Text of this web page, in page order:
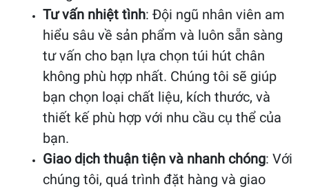
Tư vấn nhiệt tình: Đội ngũ nhân viên am
hiểu sâu về sản phẩm và luôn sẵn sàng
tư vấn cho bạn lựa chọn túi hút chân
không phù hợp nhất. Chúng tôi sẽ giúp
bạn chọn loại chất liệu, kích thước, và
thiết kế phù hợp với nhu cầu cụ thể của
bạn.
Giao dịch thuận tiện và nhanh chóng: Với
chúng tôi, quá trình đặt hàng và giao